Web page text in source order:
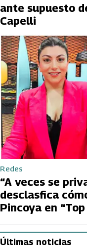
ante supuesto
Capelli
Redes
“A veces se
desclasfica
Pincoya en
Últimas noticias